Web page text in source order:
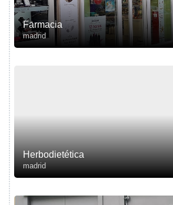
Farmacia
madrid
Herbodietética
madrid